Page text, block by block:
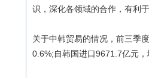
识，深化各领域的合作，有利
关于中韩贸易的情况，前三季
0.6%;自韩国进口9671.7亿元